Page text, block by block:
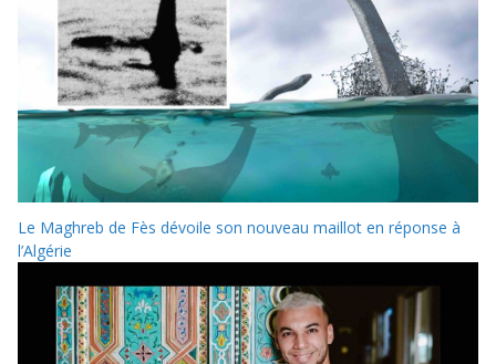
Le Maghreb de Fès dévoile son nouveau maillot en réponse à
l’Algérie